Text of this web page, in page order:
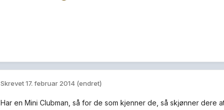
Skrevet17. februar 2014 (endret)
Har en Mini Clubman, så for de som kjenner de, så skjønner dere